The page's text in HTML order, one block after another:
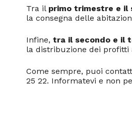
Tra il primo trimestre e il
la consegna delle
Infine, tra il secondo e il
la distribuzione dei profitti
Come sempre, puoi
25 22. Informatevi e non